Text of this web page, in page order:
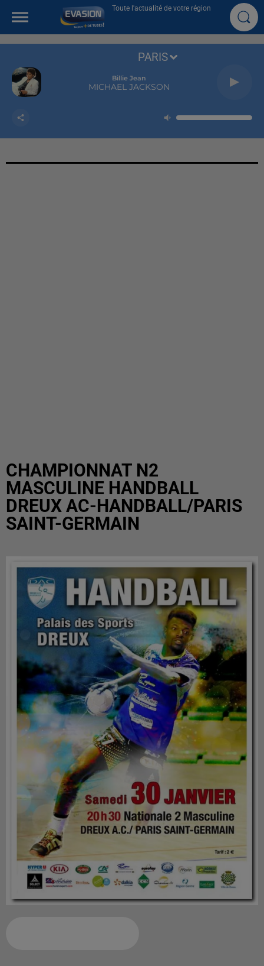
Toute l'actualité de votre région
Billie Jean
MICHAEL JACKSON
PARIS
CHAMPIONNAT N2
MASCULINE HANDBALL
DREUX AC-HANDBALL/PARIS
SAINT-GERMAIN